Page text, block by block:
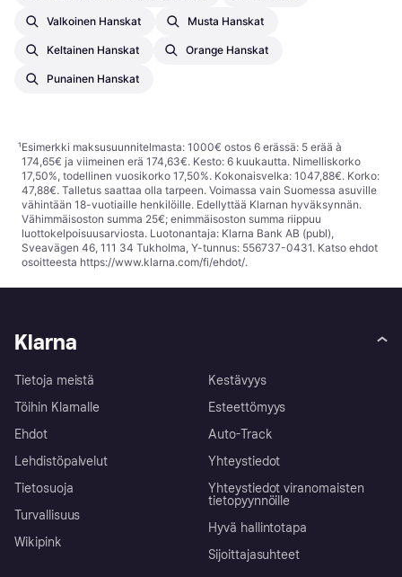
Valkoinen Hanskat Musta Hanskat
Keltainen Hanskat Orange Hanskat
Punainen Hanskat
¹Esimerkki maksusuunnitelmasta: 1000€ ostos 6 erässä: 5 erää à
174,65€ ja viimeinen erä 174,63€. Kesto: 6 kuukautta. Nimelliskorko
17,50%, todellinen vuosikorko 17,50%. Kokonaisvelka: 1047,88€. Korko:
47,88€. Talletus saattaa olla tarpeen. Voimassa vain Suomessa asuville
vähintään 18-vuotiaille henkilöille. Edellyttää Klarnan hyväksynnän.
Vähimmäisoston summa 25€; enimmäisoston summa riippuu
luottokelpoisuusarviosta. Luotonantaja: Klarna Bank AB (publ),
Sveavägen 46, 111 34 Tukholma, Y-tunnus: 556737-0431. Katso ehdot
osoitteesta https://www.klarna.com/fi/ehdot/.
Klarna
Tietoja meistä
Töihin Klarnalle
Ehdot
Lehdistöpalvelut
Tietosuoja
Turvallisuus
Wikipink
Kestävyys
Esteettömyys
Auto-Track
Yhteystiedot
Yhteystiedot viranomaisten
tietopyynnöille
Hyvä hallintotapa
Sijoittajasuhteet